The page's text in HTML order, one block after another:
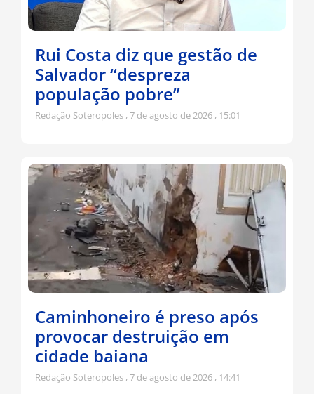
Rui Costa diz que gestão de
Salvador “despreza
população pobre”
Redação Soteropoles 7 de agosto de 2026 15:01
Caminhoneiro é preso após
provocar destruição em
cidade baiana
Redação Soteropoles 7 de agosto de 2026 14:41